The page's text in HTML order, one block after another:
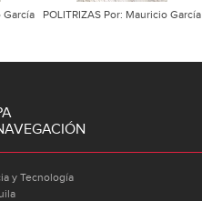
García POLITRIZAS Por: Mauricio García
y Tecnología